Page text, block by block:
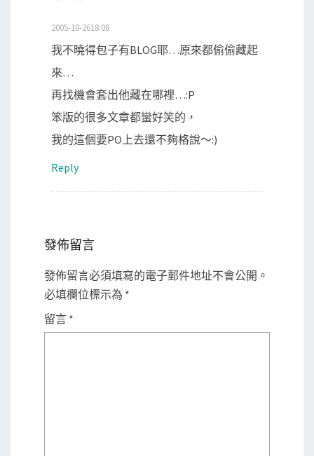
2005-10-2618:08
我不曉得包子有BLOG耶…原來都偷偷藏起
來…
再找機會套出他藏在哪裡…:P
笨版的很多文章都蠻好笑的，
我的這個要PO上去還不夠格說～:)
Reply
發佈留言
發佈留言必須填寫的電子郵件地址不會公開。
必填欄位標示為 *
留言 *